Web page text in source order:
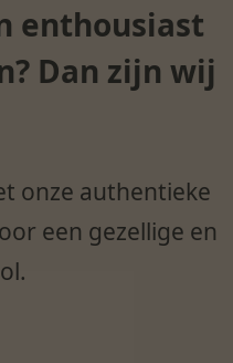
enthousiast
Dan zijn wij
onze authentieke
een gezellige en